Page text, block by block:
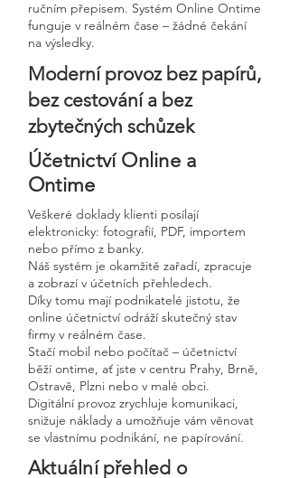
ručním přepisem. Systém Online Ontime
funguje v reálném čase – žádné čekání
na výsledky.
Moderní provoz bez papírů,
bez cestování a bez
zbytečných schůzek
Účetnictví Online a
Ontime
Veškeré doklady klienti posílají
elektronicky: fotografií, PDF, importem
nebo přímo z banky.
Náš systém je okamžitě zařadí, zpracuje
a zobrazí v účetních přehledech.
Díky tomu mají podnikatelé jistotu, že
online účetnictví odráží skutečný stav
firmy v reálném čase.
Stačí mobil nebo počítač – účetnictví
běží ontime, ať jste v centru Prahy, Brně,
Ostravě, Plzni nebo v malé obci.
Digitální provoz zrychluje komunikaci,
snižuje náklady a umožňuje vám věnovat
se vlastnímu podnikání, ne papírování.
Aktuální přehled o